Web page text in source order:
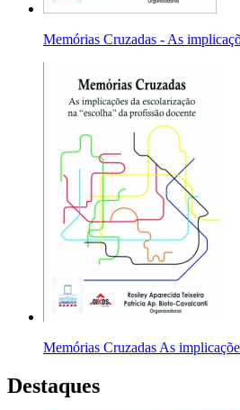
Memórias Cruzadas - As
Memórias Cruzadas As
Destaques